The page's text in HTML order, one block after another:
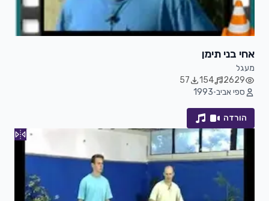
אחי בני תימן
מעגל
2629
154
57
ספי אביב•
1993
הורדה